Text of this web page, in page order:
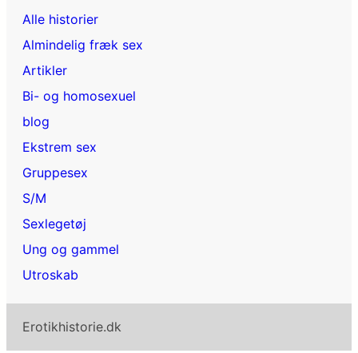
Alle historier
Almindelig fræk sex
Artikler
Bi- og homosexuel
blog
Ekstrem sex
Gruppesex
S/M
Sexlegetøj
Ung og gammel
Utroskab
Erotikhistorie.dk